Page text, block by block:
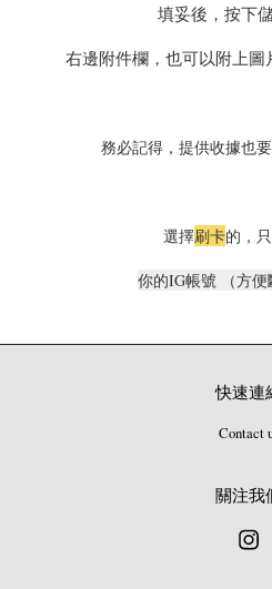
填妥後，按下儲
右邊附件欄，也可以附上圖
務必記得，提供收據也
選擇刷卡的，
你的IG帳號 （方便
快速連
Contact
關注我